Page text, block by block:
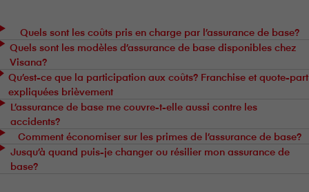
Quels sont les coûts pris en charge par l’assurance de base?
Quels sont les modèles d’assurance de base disponibles chez
V⁠i⁠s⁠a⁠n⁠a?
Qu’est-ce que la participation aux coûts? Franchise et quote-part
expliquées brièvement
L’assurance de base me couvre-t-elle aussi contre les
accidents?
Comment économiser sur les primes de l’assurance de base?
Jusqu’à quand puis-je changer ou résilier mon assurance de
base?